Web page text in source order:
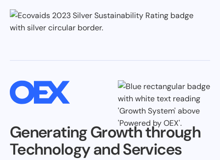
Generating Growth through
Technology and Services